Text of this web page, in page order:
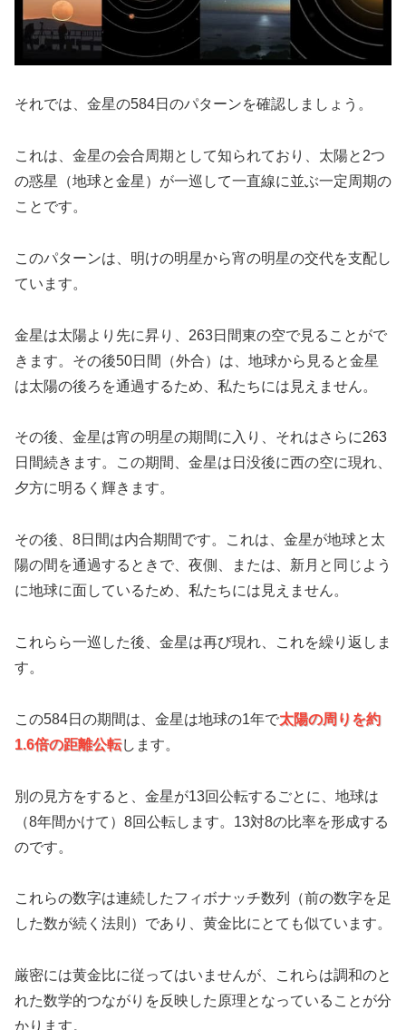
それでは、金星の584日のパターンを確認しましょう。
これは、金星の会合周期として知られており、太陽と2つ
の惑星（地球と金星）が一巡して一直線に並ぶ一定周期の
ことです。
このパターンは、明けの明星から宵の明星の交代を支配し
ています。
金星は太陽より先に昇り、263日間東の空で見ることがで
きます。その後50日間（外合）は、地球から見ると金星
は太陽の後ろを通過するため、私たちには見えません。
その後、金星は宵の明星の期間に入り、それはさらに263
日間続きます。この期間、金星は日没後に西の空に現れ、
夕方に明るく輝きます。
その後、8日間は内合期間です。これは、金星が地球と太
陽の間を通過するときで、夜側、または、新月と同じよう
に地球に面しているため、私たちには見えません。
これらら一巡した後、金星は再び現れ、これを繰り返しま
す。
この584日の期間は、金星は地球の1年で太陽の周りを約
1.6倍の距離公転します。
別の見方をすると、金星が13回公転するごとに、地球は
（8年間かけて）8回公転します。13対8の比率を形成する
のです。
これらの数字は連続したフィボナッチ数列（前の数字を足
した数が続く法則）であり、黄金比にとても似ています。
厳密には黄金比に従ってはいませんが、これらは調和のと
れた数学的つながりを反映した原理となっていることが分
かります。